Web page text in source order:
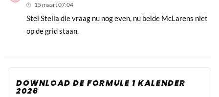
15 maart 07:04
Stel Stella die vraag nu nog even, nu beide McLarens niet
op de grid staan.
DOWNLOAD DE FORMULE 1 KALENDER
2026